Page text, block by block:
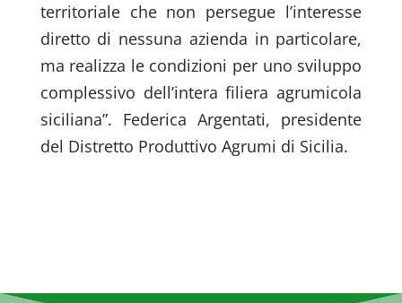
territoriale che non persegue l’interesse
diretto di nessuna azienda in particolare,
ma realizza le condizioni per uno sviluppo
complessivo dell’intera filiera agrumicola
siciliana”. Federica Argentati, presidente
del Distretto Produttivo Agrumi di Sicilia.